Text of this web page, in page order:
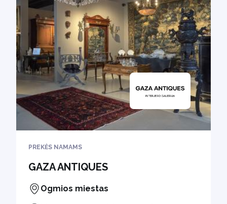
PREKĖS NAMAMS
GAZA ANTIQUES
Ogmios miestas